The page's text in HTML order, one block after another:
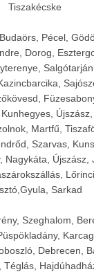
Tiszakécske
Pécel,
Dorog,
Újszász,
Martfű,
Szarvas,
Nagykáta, Újszász,
Sarkad
Szeghalom,
Debrecen,
Téglás,